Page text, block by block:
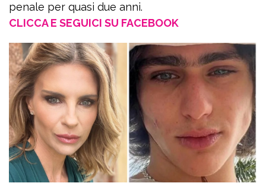
penale per quasi due anni.
CLICCA E SEGUICI SU FACEBOOK